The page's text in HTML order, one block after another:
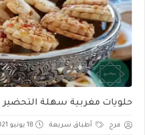
حلويات مغربية سهلة التحضير
فرح أطباق سريعة 18 يونيو 2021